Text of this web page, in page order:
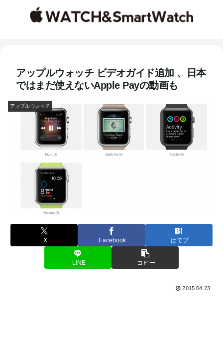
アップルウォッチ ビデオガイド追加 、日本
ではまだ使えないApple Payの動画も
アップルウォッチ
X Facebook はてブ
LINE コピー
2015.04.23